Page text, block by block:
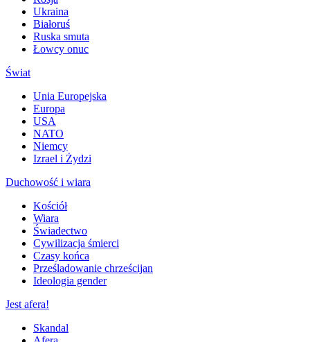
Ukraina
Białoruś
Ruska smuta
Łowcy onuc
Świat
Unia Europejska
Europa
USA
NATO
Niemcy
Izrael i Żydzi
Duchowość i wiara
Kościół
Wiara
Świadectwo
Cywilizacja śmierci
Czasy końca
Prześladowanie chrześcijan
Ideologia gender
Jest afera!
Skandal